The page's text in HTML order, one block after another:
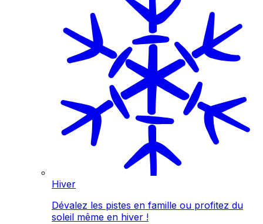
Hiver
Dévalez les pistes en famille ou profitez du
soleil même en hiver !